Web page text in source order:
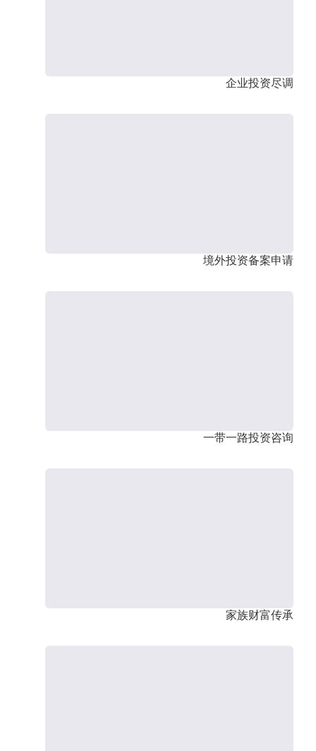
企业投资尽调
境外投资备案申请
一带一路投资咨询
家族财富传承